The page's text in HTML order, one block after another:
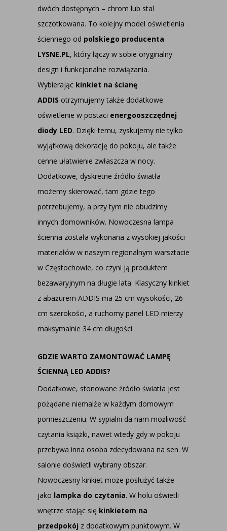
dwóch dostępnych – chrom lub stal
szczotkowana. To kolejny model oświetlenia
ściennego od polskiego producenta
LYSNE.PL, który łączy w sobie oryginalny
design i funkcjonalne rozwiązania.
Wybierając kinkiet na ścianę
ADDIS otrzymujemy także dodatkowe
oświetlenie w postaci energooszczędnej
diody LED. Dzięki temu, zyskujemy nie tylko
wyjątkową dekorację do pokoju, ale także
cenne ułatwienie zwłaszcza w nocy.
Dodatkowe, dyskretne źródło światła
możemy skierować, tam gdzie tego
potrzebujemy, a przy tym nie obudzimy
innych domowników. Nowoczesna lampa
ścienna została wykonana z wysokiej jakości
materiałów w naszym regionalnym warsztacie
w Częstochowie, co czyni ją produktem
bezawaryjnym na długie lata. Klasyczny kinkiet
z abażurem ADDIS ma 25 cm wysokości, 26
cm szerokości, a ruchomy panel LED mierzy
maksymalnie 34 cm długości.
GDZIE WARTO ZAMONTOWAĆ LAMPĘ
ŚCIENNĄ LED ADDIS?
Dodatkowe, stonowane źródło światła jest
pożądane niemalże w każdym domowym
pomieszczeniu. W sypialni da nam możliwość
czytania książki, nawet wtedy gdy w pokoju
przebywa inna osoba zdecydowana na sen. W
salonie doświetli wybrany obszar.
Nowoczesny kinkiet może posłużyć także
jako lampka do czytania. W holu oświetli
wnętrze stając się kinkietem na
przedpokój z dodatkowym punktowym. W